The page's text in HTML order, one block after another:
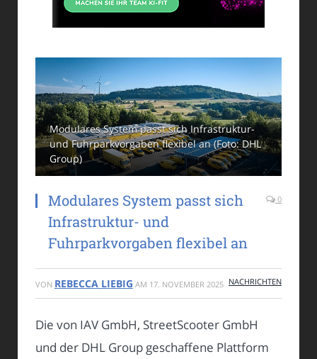
Modulares System passt sich Infrastruktur-
und Fuhrparkvorgaben flexibel an (Foto: DHL
Group)
Modulares System passt sich
Infrastruktur- und
Fuhrparkvorgaben flexibel an
0
VON REBECCA LIEBIG AM 17. NOVEMBER 2025 NACHRICHTEN
Die von IAV GmbH, StreetScooter GmbH
und der DHL Group geschaffene Plattform